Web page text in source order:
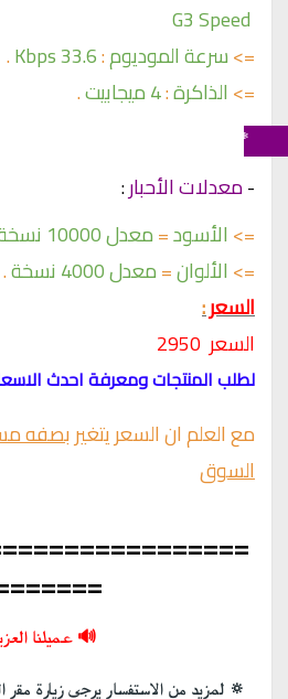
G3 Speed
=>سرعة الموديوم:
33.6 Kbps
.
=> الذاكرة:4 ميجابيت .
- معدلات الأحبار :
=> الأسود = معدل 10000 نسخة
=> الألوان = معدل 4000 نسخة
.
السعر :
السعر  2950
لطلب المنتجات ومعرفة احدث
مع العلم ان السعر يتغير
السوق
🔊 عميلنا